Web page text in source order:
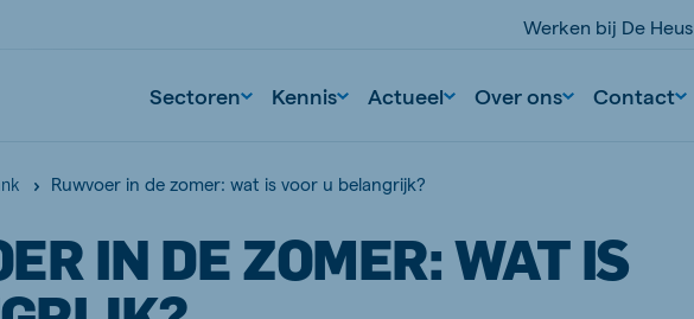
Werken bij De Heus
Sectoren Kennis Actueel Over ons Contact
Ruwvoer in de zomer: wat is voor u belangrijk?
IN DE ZOMER: WAT IS